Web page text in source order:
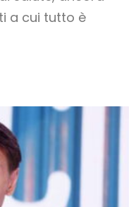
a cui tutto è